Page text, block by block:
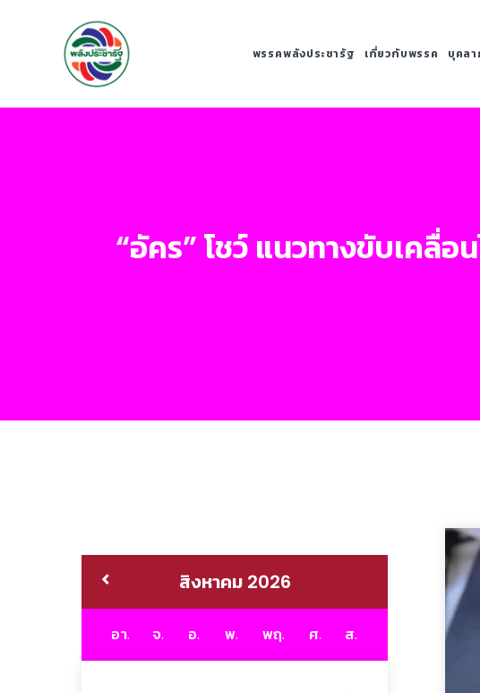
พรรคพลังประชารัฐ เกี่ยวกับพรรค บุคลา
“อัคร” โชว์ แนวทางขับเคลื่
สิงหาคม 2026
อา. จ. อ. พ. พฤ. ศ. ส.